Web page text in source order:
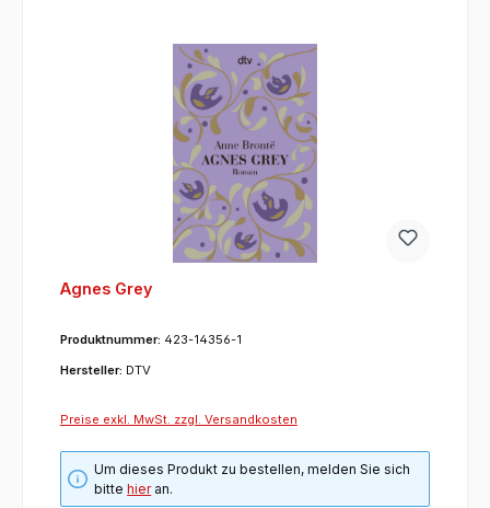
Agnes Grey
Produktnummer: 423-14356-1
Hersteller: DTV
Preise exkl. MwSt. zzgl. Versandkosten
Um dieses Produkt zu bestellen, melden Sie sich
bittehieran.